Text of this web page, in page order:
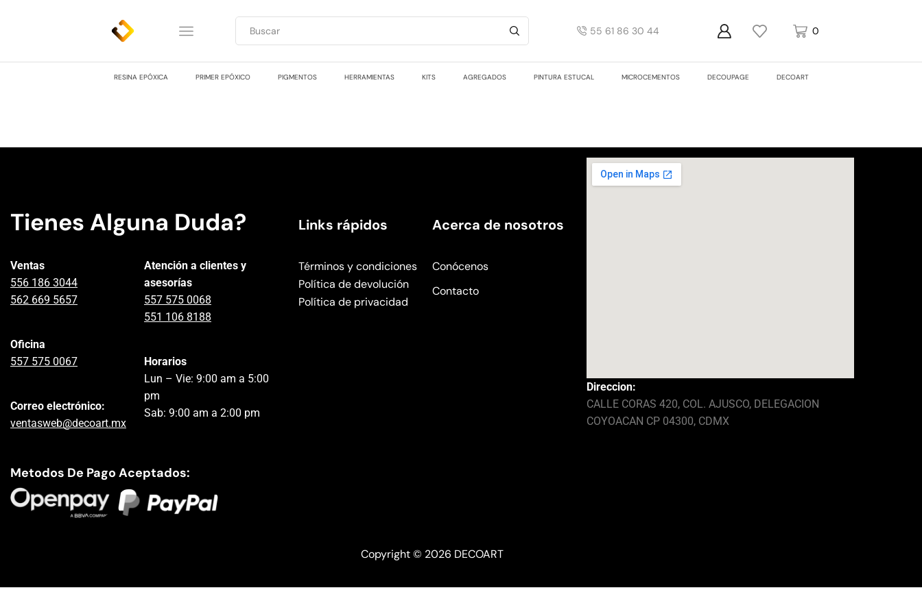
55 61 86 30 44 0
RESINA EPÓXICA PRIMER EPÓXICO PIGMENTOS HERRAMIENTAS KITS AGREGADOS PINTURA ESTUCAL MICROCEMENTOS DECOUPAGE DECOART
Tienes Alguna Duda?
Ventas
556 186 3044
562 669 5657
Oficina
557 575 0067
Correo electrónico:
ventasweb@decoart.mx
Atención a clientes y
asesorías
557 575 0068
551 106 8188
Horarios
Lun – Vie: 9:00 am a 5:00
pm
Sab: 9:00 am a 2:00 pm
Links rápidos
Términos y condiciones
Política de devolución
Política de privacidad
Acerca de nosotros
Conócenos
Contacto
Direccion:
CALLE CORAS 420, COL. AJUSCO, DELEGACION
COYOACAN CP 04300, CDMX
Metodos De Pago Aceptados:
Copyright © 2026 DECOART